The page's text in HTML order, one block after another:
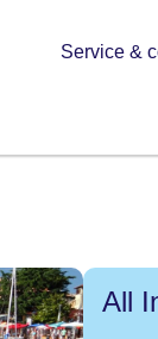
Service &
All